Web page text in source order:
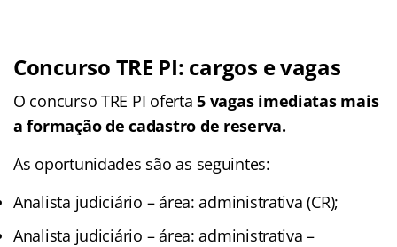
Concurso TRE PI: cargos e vagas
O concurso TRE PI oferta5 vagas imediatas mais
a formação de cadastro de reserva.
As oportunidades são as seguintes:
Analista judiciário – área: administrativa (CR);
Analista judiciário – área: administrativa –